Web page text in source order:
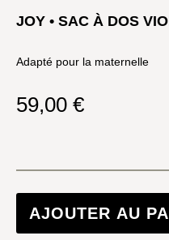
JOY • SAC À DOS
Adapté pour la maternelle
59,00 €
AJOUTER AU